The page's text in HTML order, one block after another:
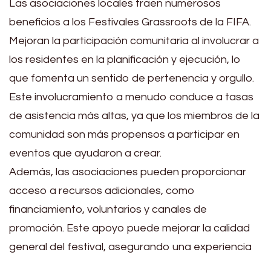
Las asociaciones locales traen numerosos
beneficios a los Festivales Grassroots de la FIFA.
Mejoran la participación comunitaria al involucrar a
los residentes en la planificación y ejecución, lo
que fomenta un sentido de pertenencia y orgullo.
Este involucramiento a menudo conduce a tasas
de asistencia más altas, ya que los miembros de la
comunidad son más propensos a participar en
eventos que ayudaron a crear.
Además, las asociaciones pueden proporcionar
acceso a recursos adicionales, como
financiamiento, voluntarios y canales de
promoción. Este apoyo puede mejorar la calidad
general del festival, asegurando una experiencia